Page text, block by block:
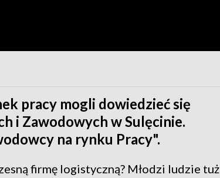
pracy mogli dowiedzieć się
i Zawodowych w Sulęcinie.
na rynku Pracy".
firmę logistyczną? Młodzi ludzie tuż